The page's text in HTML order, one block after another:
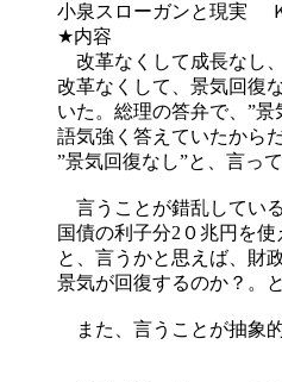
小泉スローガンと現実
★内容
改革なくして成長なし
改革なくして、景気回復
いた。総理の答弁で、”景
語気強く答えていたから
”景気回復なし”と、言って
言うことが錯乱してい
国債の利子分2０兆円を使
と、言うかと思えば、財
景気が回復するのか？。
また、言うことが抽象